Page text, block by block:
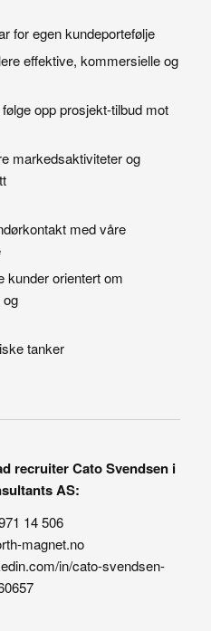
for egen kundeportefølje
effektive, kommersielle og
opp prosjekt-tilbud mot
markedsaktiviteter og
med våre
kunder orientert om
tanker
recruiter Cato Svendsen i
AS:
14 506
magnet.no
in/cato-svendsen-